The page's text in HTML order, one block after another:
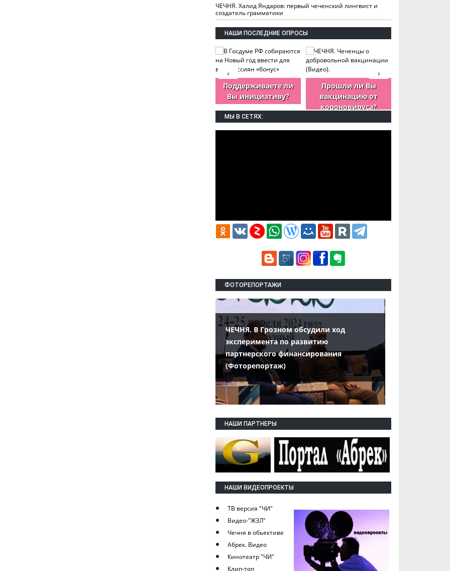
ЧЕЧНЯ. Халид Яндаров: первый чеченский лингвист и
создатель грамматики
НАШИ ПОСЛЕДНИЕ ОПРОСЫ
Поддерживаете ли
Вы инициативу?
Прошли ли Вы
вакцинацию от
короновируса?
›
‹
МЫ В СЕТЯХ:
ФОТОРЕПОРТАЖИ
ЧЕЧНЯ. В Грозном обсудили ход
эксперимента по развитию
партнерского финансирования
(Фоторепортаж)
НАШИ ПАРТНЕРЫ
НАШИ ВИДЕОПРОЕКТЫ
ТВ версия "ЧИ"
Видео-"ЖЗЛ"
Чечня в обьективе
Абрек. Видео
Кинотеатр "ЧИ"
Клип-топ